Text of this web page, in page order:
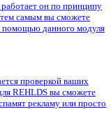
он по принципу
самым вы сможете
помощью данного модуля
проверкой ваших
REHLDS вы сможете
рекламу или просто